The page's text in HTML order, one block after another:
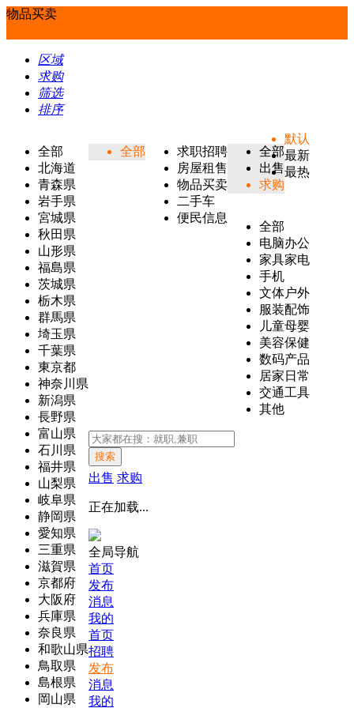
物品买卖
区域
求购
筛选
排序
全部
北海道
青森県
岩手県
宮城県
秋田県
山形県
福島県
茨城県
栃木県
群馬県
埼玉県
千葉県
東京都
神奈川県
新潟県
長野県
富山県
石川県
福井県
山梨県
岐阜県
静岡県
愛知県
三重県
滋賀県
京都府
大阪府
兵庫県
奈良県
和歌山県
鳥取県
島根県
岡山県
全部
求职招聘
房屋租售
物品买卖
二手车
便民信息
全部
出售
求购
全部
电脑办公
家具家电
手机
文体户外
服装配饰
儿童母婴
美容保健
数码产品
居家日常
交通工具
其他
默认
最新
最热
搜索
出售 求购
正在加载...
全局导航
首页
发布
消息
我的
首页
招聘
发布
消息
我的